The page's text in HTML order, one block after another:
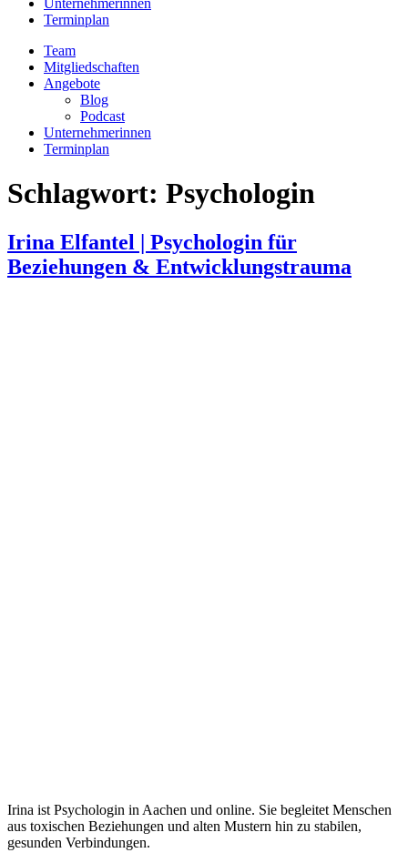
Unternehmerinnen
Terminplan
Team
Mitgliedschaften
Angebote
Blog
Podcast
Unternehmerinnen
Terminplan
Schlagwort: Psychologin
Irina Elfantel | Psychologin für
Beziehungen & Entwicklungstrauma
Irina ist Psychologin in Aachen und online. Sie begleitet Menschen
aus toxischen Beziehungen und alten Mustern hin zu stabilen,
gesunden Verbindungen.